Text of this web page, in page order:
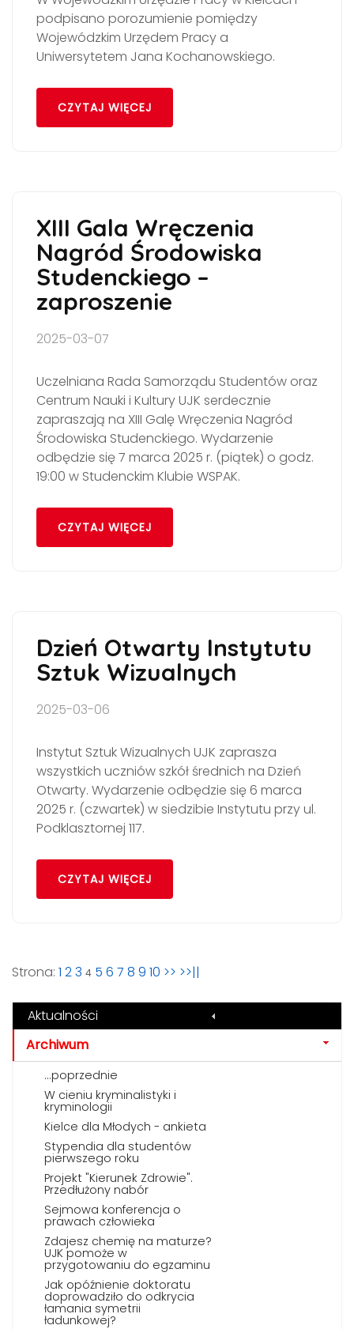
podpisano porozumienie pomiędzy
Wojewódzkim Urzędem Pracy a
Uniwersytetem Jana Kochanowskiego.
CZYTAJ WIĘCEJ
XIII Gala Wręczenia
Nagród Środowiska
Studenckiego –
zaproszenie
2025-03-07
Uczelniana Rada Samorządu Studentów oraz
Centrum Nauki i Kultury UJK serdecznie
zapraszają na XIII Galę Wręczenia Nagród
Środowiska Studenckiego. Wydarzenie
odbędzie się 7 marca 2025 r. (piątek) o godz.
19:00 w Studenckim Klubie WSPAK.
CZYTAJ WIĘCEJ
Dzień Otwarty Instytutu
Sztuk Wizualnych
2025-03-06
Instytut Sztuk Wizualnych UJK zaprasza
wszystkich uczniów szkół średnich na Dzień
Otwarty. Wydarzenie odbędzie się 6 marca
2025 r. (czwartek) w siedzibie Instytutu przy ul.
Podklasztornej 117.
CZYTAJ WIĘCEJ
Strona: 1 23 4 5 6 7 8 9 10 >> >>||
Aktualności
Archiwum
...poprzednie
W cieniu kryminalistyki i
kryminologii
Kielce dla Młodych - ankieta
Stypendia dla studentów
pierwszego roku
Projekt "Kierunek Zdrowie".
Przedłużony nabór
Sejmowa konferencja o
prawach człowieka
Zdajesz chemię na maturze?
UJK pomoże w
przygotowaniu do egzaminu
Jak opóźnienie doktoratu
doprowadziło do odkrycia
łamania symetrii
ładunkowej?